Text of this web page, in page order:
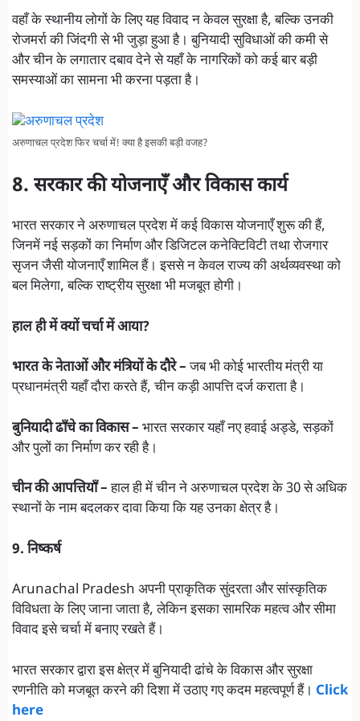
वहाँ के स्थानीय लोगों के लिए यह विवाद न केवल सुरक्षा है, बल्कि उनकी
रोजमर्रा की जिंदगी से भी जुड़ा हुआ है। बुनियादी सुविधाओं की कमी से
और चीन के लगातार दबाव देने से यहाँ के नागरिकों को कई बार बड़ी
समस्याओं का सामना भी करना पड़ता है।
अरुणाचल प्रदेश फिर चर्चा में! क्या है इसकी बड़ी वजह?
8. सरकार की योजनाएँ और विकास कार्य
भारत सरकार ने अरुणाचल प्रदेश में कई विकास योजनाएँ शुरू की हैं,
जिनमें नई सड़कों का निर्माण और डिजिटल कनेक्टिविटी तथा रोजगार
सृजन जैसी योजनाएँ शामिल हैं। इससे न केवल राज्य की अर्थव्यवस्था को
बल मिलेगा, बल्कि राष्ट्रीय सुरक्षा भी मजबूत होगी।
हाल ही में क्यों चर्चा में आया?
भारत के नेताओं और मंत्रियों के दौरे –जब भी कोई भारतीय मंत्री या
प्रधानमंत्री यहाँ दौरा करते हैं, चीन कड़ी आपत्ति दर्ज कराता है।
बुनियादी ढाँचे का विकास – भारत सरकार यहाँ नए हवाई अड्डे, सड़कों
और पुलों का निर्माण कर रही है।
चीन की आपत्तियाँ –हाल ही में चीन ने अरुणाचल प्रदेश के 30 से अधिक
स्थानों के नाम बदलकर दावा किया कि यह उनका क्षेत्र है।
9. निष्कर्ष
Arunachal Pradesh अपनी प्राकृतिक सुंदरता और सांस्कृतिक
विविधता के लिए जाना जाता है, लेकिन इसका सामरिक महत्व और सीमा
विवाद इसे चर्चा में बनाए रखते हैं।
भारत सरकार द्वारा इस क्षेत्र में बुनियादी ढांचे के विकास और सुरक्षा
रणनीति को मजबूत करने की दिशा में उठाए गए कदम महत्वपूर्ण हैं। Click
here